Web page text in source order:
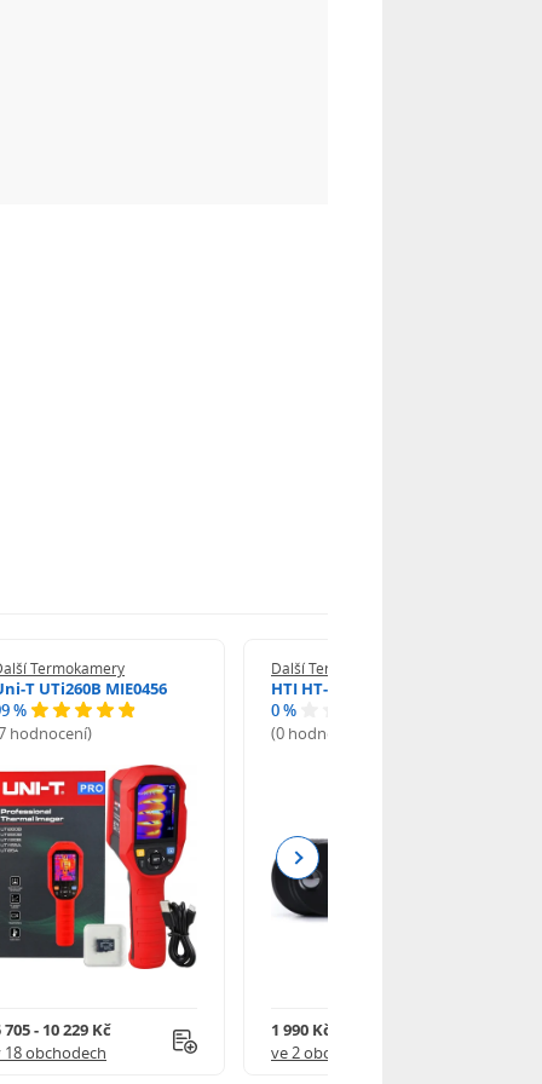
Termokamery
T UTi260B MIE0456
%
hodnocení)
705 - 10 229 Kč
18 obchodech
Další Termokamery
HTI HT-102
0 %
(0 hodnocení)
1 990 Kč
ve 2 obchodech
Next